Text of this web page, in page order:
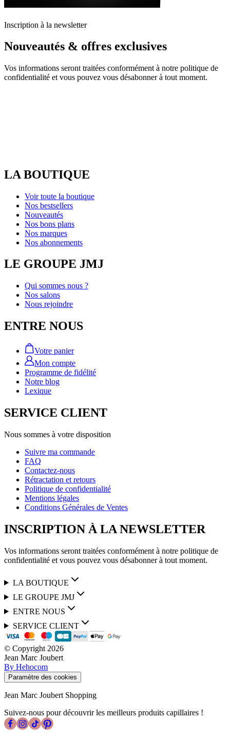
Inscription à la newsletter
Nouveautés & offres exclusives
Vos informations seront traitées conformément à notre politique de
confidentialité et vous pouvez vous désabonner à tout moment.
LA BOUTIQUE
Voir toute la boutique
Nos bestsellers
Nouveautés
Nos bons plans
Nos marques
Nos abonnements
LE GROUPE JMJ
Qui sommes nous ?
Nos salons
Nous rejoindre
ENTRE NOUS
Votre panier
Mon compte
Programme de fidélité
Notre blog
Lexique
SERVICE CLIENT
Nous sommes à votre disposition
Suivre ma commande
FAQ
Contactez-nous
Rétractation et retours
Politique de confidentialité
Mentions légales
Conditions Générales de Ventes
INSCRIPTION À LA NEWSLETTER
Vos informations seront traitées conformément à notre politique de
confidentialité et vous pouvez vous désabonner à tout moment.
LA BOUTIQUE
LE GROUPE JMJ
ENTRE NOUS
SERVICE CLIENT
© Copyright 2026
Jean Marc Joubert
By Hehocom
Paramètre des cookies
Jean Marc Joubert Shopping
Suivez-nous pour découvrir les meilleurs produits capillaires !